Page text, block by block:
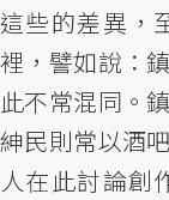
這些的差異，
裡，譬如說：
此不常混同。
紳民則常以酒
人在此討論創